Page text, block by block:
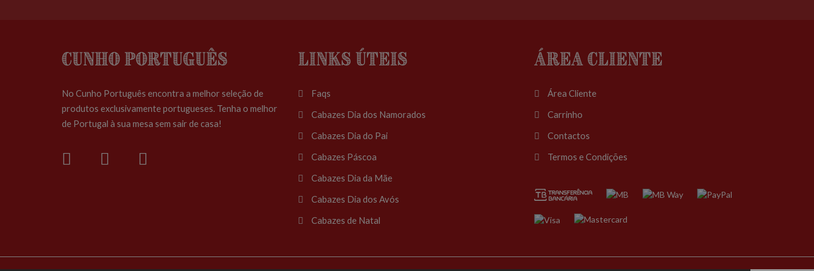
Cunho Português
No Cunho Português encontra a melhor seleção de
produtos exclusivamente portugueses. Tenha o melhor
de Portugal à sua mesa sem sair de casa!
Links Úteis
Faqs
Cabazes Dia dos Namorados
Cabazes Dia do Pai
Cabazes Páscoa
Cabazes Dia da Mãe
Cabazes Dia dos Avós
Cabazes de Natal
Área Cliente
Área Cliente
Carrinho
Contactos
Termos e Condições